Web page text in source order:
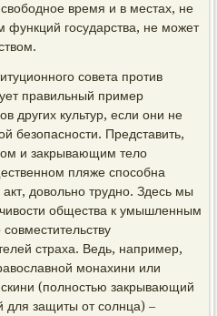
время и в местах, не
функций государства, не может
совета против
правильный пример
других культур, если они не
безопасности. Представить,
и закрывающим тело
пляже способна
довольно трудно. Здесь мы
общества к умышленным
страха. Ведь, например,
монахини или
(полностью закрывающий
для защиты от солнца) –